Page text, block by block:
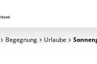
Begegnung Urlaube